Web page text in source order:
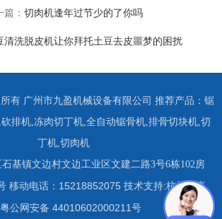
篇： 切肉机逢年过节少的了你吗
清洗脱皮机让你拜托土豆去皮噩梦的困扰
有 广州市九盈机械设备有限公司 推荐产品： 锯
砍排机 冻肉切丁机 全自动锯骨机 排骨切块机 切
丁机 切肉机
基镇文边村文边工业区文建二路3号6栋102房
移动电话： 15218852075 技术支持:杭州四喜
粤公网安备 44010602000211号